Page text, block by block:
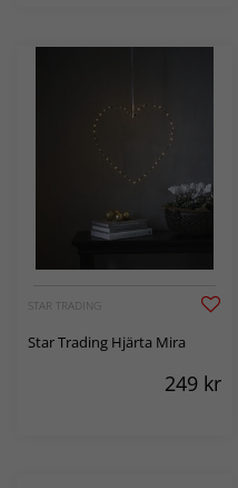
STAR TRADING
Star Trading Hjärta Mira
249 kr